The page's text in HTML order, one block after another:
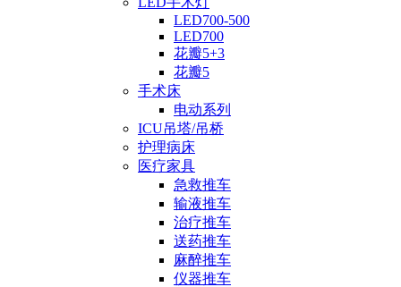
LED700-500
LED700
花瓣5+3
花瓣5
手术床
电动系列
ICU吊塔/吊桥
护理病床
医疗家具
急救推车
输液推车
治疗推车
送药推车
麻醉推车
仪器推车